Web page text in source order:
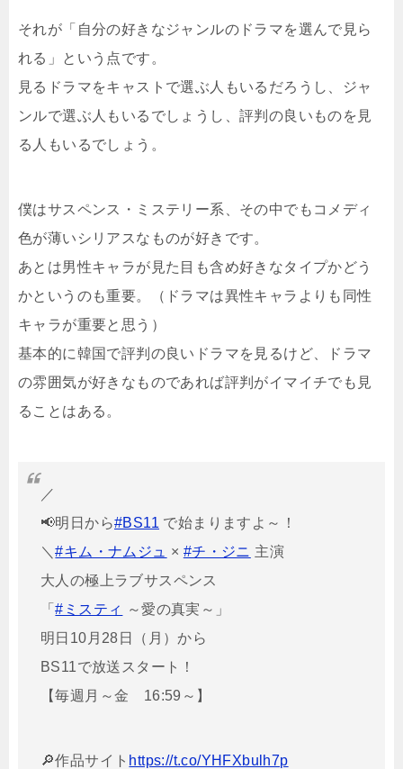
それが「自分の好きなジャンルのドラマを選んで見ら
れる」という点です。
見るドラマをキャストで選ぶ人もいるだろうし、ジャ
ンルで選ぶ人もいるでしょうし、評判の良いものを見
る人もいるでしょう。
僕はサスペンス・ミステリー系、その中でもコメディ
色が薄いシリアスなものが好きです。
あとは男性キャラが見た目も含め好きなタイプかどう
かというのも重要。（ドラマは異性キャラよりも同性
キャラが重要と思う）
基本的に韓国で評判の良いドラマを見るけど、ドラマ
の雰囲気が好きなものであれば評判がイマイチでも見
ることはある。
／
📢明日から#BS11 で始まりますよ～！
＼#キム・ナムジュ × #チ・ジニ 主演
大人の極上ラブサスペンス
「#ミスティ
～愛の真実～」
明日10月28日（月）から
BS11で放送スタート！
【毎週月～金 16:59～】
🔎作品サイト https://t.co/YHFXbulh7p